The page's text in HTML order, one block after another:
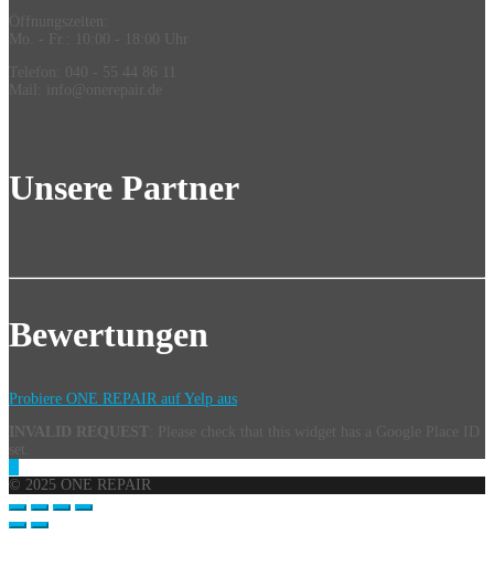
Unsere Partner
Bewertungen
Probiere ONE REPAIR auf Yelp aus
INVALID REQUEST
© 2025 ONE REPAIR